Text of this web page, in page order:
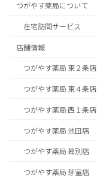
つがやす薬局について
在宅訪問サービス
店舗情報
つがやす薬局 東２条店
つがやす薬局 東４条店
つがやす薬局 西１条店
つがやす薬局 池田店
つがやす薬局 幕別店
つがやす薬局 芽室店